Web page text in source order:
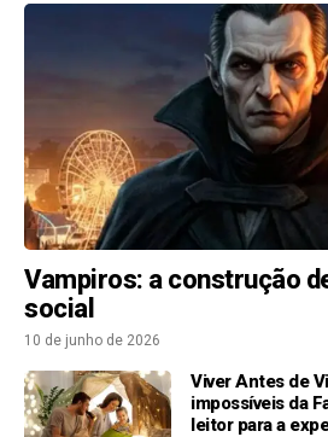
Vampiros: a construção
social
10 de junho de 2026
Viver Antes de
impossíveis da
leitor para a